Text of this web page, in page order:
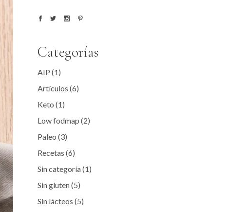
Categorías
AIP (1)
Artículos (6)
Keto (1)
Low fodmap (2)
Paleo (3)
Recetas (6)
Sin categoría(1)
Sin gluten(5)
Sin lácteos (5)